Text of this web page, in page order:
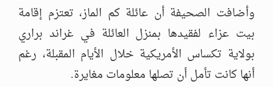
وأضافت الصحيفة أن عائلة كم الماز، تعتزم إقامة
بيت عزاء لفقيدها بمنزل العائلة في غراند براري
بولاية تكساس الأمريكية خلال الأيام المقبلة، رغم
أنها كانت تأمل أن تصلها معلومات مغايرة.